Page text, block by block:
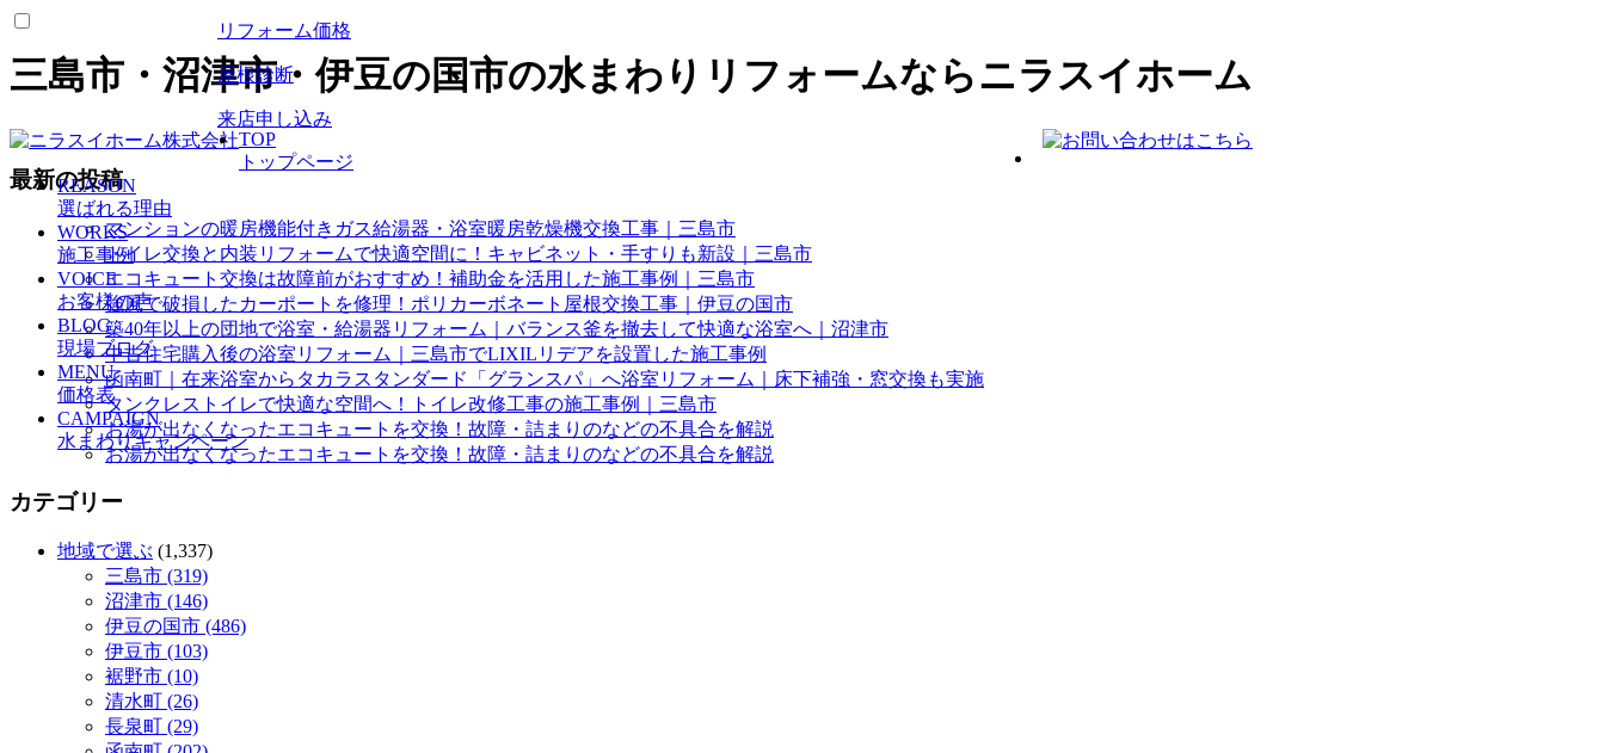
三島市・沼津市・伊豆の国市の水まわりリフォームならニラスイホーム
TOP
トップページ
REASON
選ばれる理由
WORKS
施工事例
VOICE
お客様の声
BLOG
現場ブログ
MENU
価格表
CAMPAIGN
水まわりキャンペーン
最新の投稿
マンションの暖房機能付きガス給湯器・浴室暖房乾燥機交換工事｜三島市
トイレ交換と内装リフォームで快適空間に！キャビネット・手すりも新設｜三島市
エコキュート交換は故障前がおすすめ！補助金を活用した施工事例｜三島市
強風で破損したカーポートを修理！ポリカーボネート屋根交換工事｜伊豆の国市
築40年以上の団地で浴室・給湯器リフォーム｜バランス釜を撤去して快適な浴室へ｜沼津市
中古住宅購入後の浴室リフォーム｜三島市でLIXILリデアを設置した施工事例
函南町｜在来浴室からタカラスタンダード「グランスパ」へ浴室リフォーム｜床下補強・窓交換も実施
タンクレストイレで快適な空間へ！トイレ改修工事の施工事例｜三島市
お湯が出なくなったエコキュートを交換！故障・詰まりのなどの不具合を解説
お湯が出なくなったエコキュートを交換！故障・詰まりのなどの不具合を解説
カテゴリー
地域で選ぶ (1,337)
三島市 (319)
沼津市 (146)
伊豆の国市 (486)
伊豆市 (103)
裾野市 (10)
清水町 (26)
長泉町 (29)
リフォーム価格
屋根診断
来店申し込み